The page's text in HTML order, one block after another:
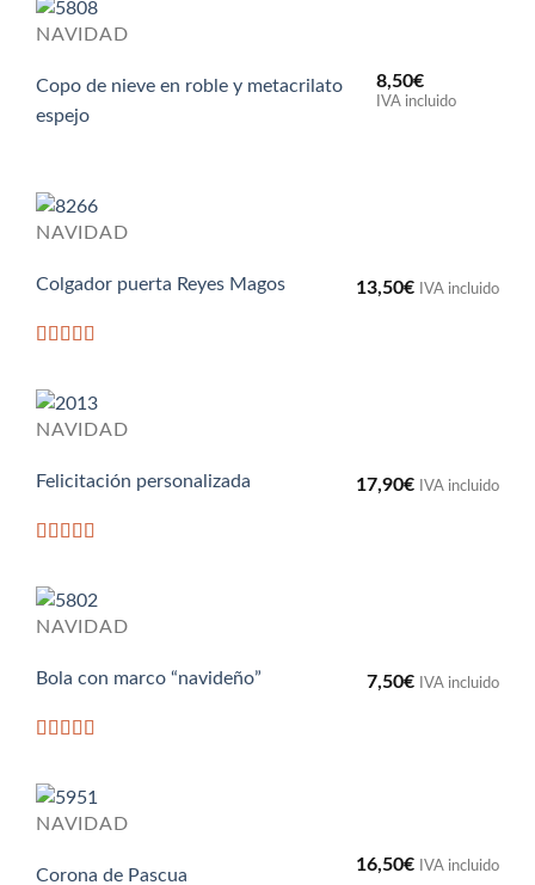
NAVIDAD
Copo de nieve en roble y metacrilato
espejo
8,50€
IVA incluido
NAVIDAD
Colgador puerta Reyes Magos 13,50€ IVA incluido
NAVIDAD
Felicitación personalizada 17,90€ IVA incluido
NAVIDAD
Bola con marco “navideño” 7,50€ IVA incluido
NAVIDAD
Corona de Pascua
16,50€ IVA incluido